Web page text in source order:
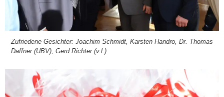
Zufrie­de­ne Gesich­ter: Joa­chim Schmidt, Kars­ten Handro, Dr. Tho­mas
Daff­ner (UBV), Gerd Rich­ter (v.l.)